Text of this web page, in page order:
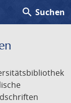
search Suchen